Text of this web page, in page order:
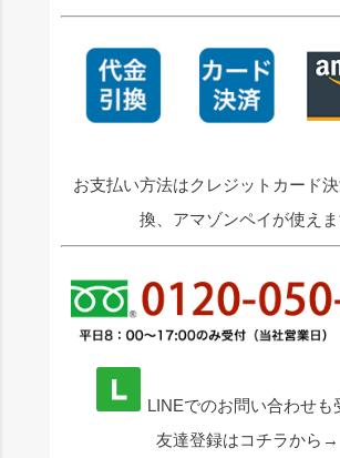
お支払い方法はクレジットカード決
換、アマゾンペイが使え
LINEでのお問い合わせも
友達登録はコチラから→